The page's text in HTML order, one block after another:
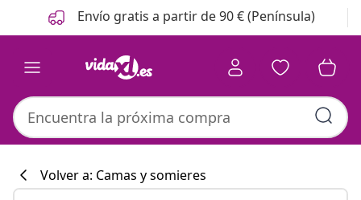
Anterior
Siguiente Envío gratis a partir de 90 € (Península)
Volver a: Camas y somieres